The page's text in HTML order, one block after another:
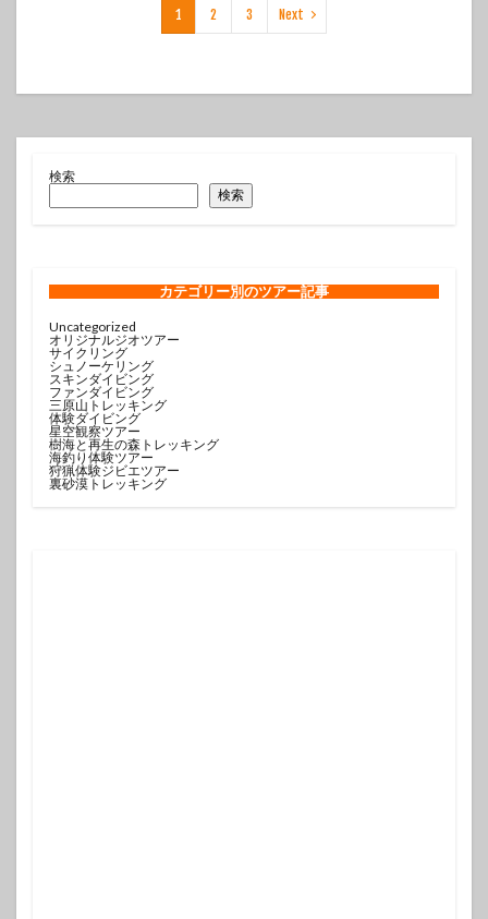
1 2 3 Next
検索
検索
カテゴリー別のツアー記事
Uncategorized
オリジナルジオツアー
サイクリング
シュノーケリング
スキンダイビング
ファンダイビング
三原山トレッキング
体験ダイビング
星空観察ツアー
樹海と再生の森トレッキング
海釣り体験ツアー
狩猟体験ジビエツアー
裏砂漠トレッキング